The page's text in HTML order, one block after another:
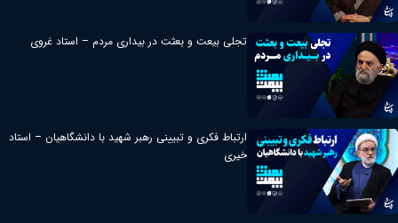
تجلی بیعت و بعثت در بیداری مردم – استاد غروی
ارتباط فکری و تبیینی رهبر شهید با دانشگاهیان – استاد
خیری